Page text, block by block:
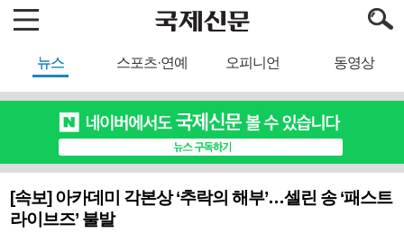
뉴스 스포츠·연예 오피니언 동영상
[속보] 아카데미 각본상 ‘추락의 해부’…셀린 송 ‘패스트
라이브즈’ 불발